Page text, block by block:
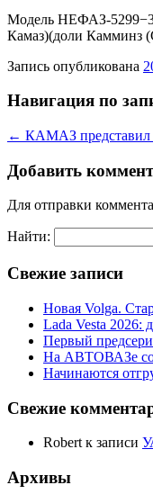
Модель НЕФАЗ-
Камаз)(доли Камминз
Запись опубликована
Навигация по
← КАМАЗ представил
Добавить
Для отправки
Найти:
Свежие записи
Новая Volga.
Lada Vesta 2026:
Первый
На АВТОВАЗе
Начинаются
Свежие
Robert к записи
Архивы